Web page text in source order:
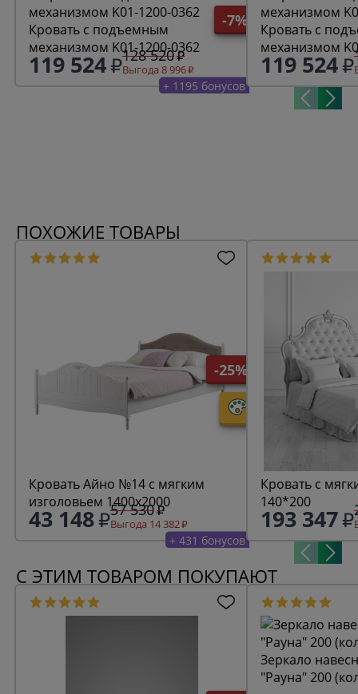
-7%
Кровать с подъемным
механизмом K01-1200-0362
119 524 128 520
Выгода 8 996
+ 1195 бонусов
Кровать с
механизмом
119 524
ПОХОЖИЕ ТОВАРЫ
-25%
Кровать Айно №14 с мягким
изголовьем 1400х2000
43 148 57 530
Выгода 14 382
+ 431 бонусов
Кровать с
140*200
193 347
С ЭТИМ ТОВАРОМ ПОКУПАЮТ
Зеркало
"Рауна" 200